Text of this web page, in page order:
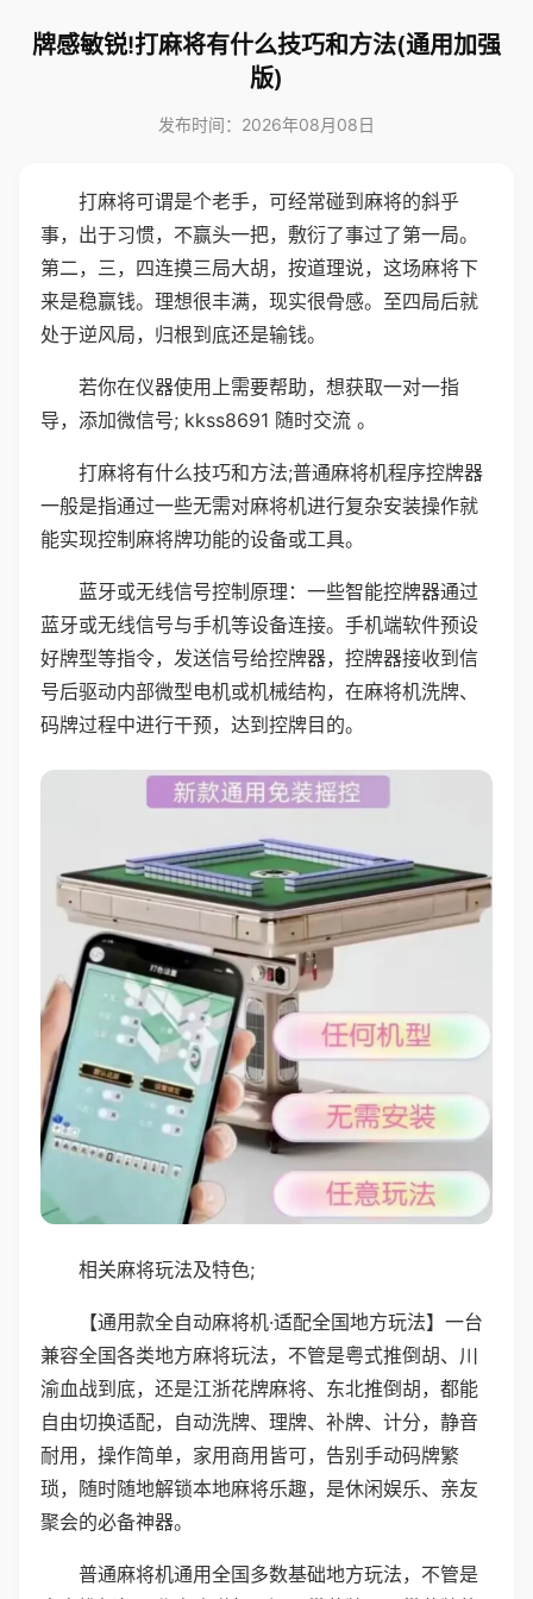
牌感敏锐!打麻将有什么技巧和方法(通用加强
版)
发布时间：2026年08月08日
打麻将可谓是个老手，可经常碰到麻将的斜乎
事，出于习惯，不赢头一把，敷衍了事过了第一局。
第二，三，四连摸三局大胡，按道理说，这场麻将下
来是稳赢钱。理想很丰满，现实很骨感。至四局后就
处于逆风局，归根到底还是输钱。
若你在仪器使用上需要帮助，想获取一对一指
导，添加微信号; kkss8691 随时交流 。
打麻将有什么技巧和方法;普通麻将机程序控牌器
一般是指通过一些无需对麻将机进行复杂安装操作就
能实现控制麻将牌功能的设备或工具。
蓝牙或无线信号控制原理：一些智能控牌器通过
蓝牙或无线信号与手机等设备连接。手机端软件预设
好牌型等指令，发送信号给控牌器，控牌器接收到信
号后驱动内部微型电机或机械结构，在麻将机洗牌、
码牌过程中进行干预，达到控牌目的。
相关麻将玩法及特色;
【通用款全自动麻将机·适配全国地方玩法】一台
兼容全国各类地方麻将玩法，不管是粤式推倒胡、川
渝血战到底，还是江浙花牌麻将、东北推倒胡，都能
自由切换适配，自动洗牌、理牌、补牌、计分，静音
耐用，操作简单，家用商用皆可，告别手动码牌繁
琐，随时随地解锁本地麻将乐趣，是休闲娱乐、亲友
聚会的必备神器。
普通麻将机通用全国多数基础地方玩法，不管是